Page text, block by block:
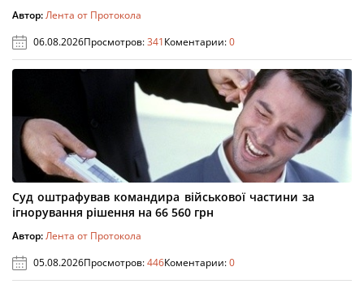
Автор:Лента от Протокола
06.08.2026Просмотров:341Коментарии:0
Суд оштрафував командира військової частини за
ігнорування рішення на 66 560 грн
Автор:Лента от Протокола
05.08.2026Просмотров:446Коментарии:0